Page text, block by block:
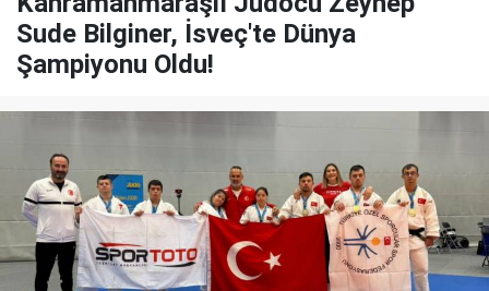
Sude Bilginer, İsveç'te Dünya
Şampiyonu Oldu!